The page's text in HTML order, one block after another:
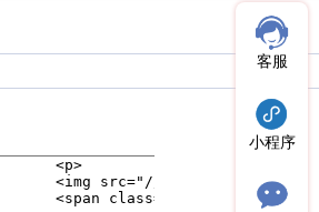
客服
小程序